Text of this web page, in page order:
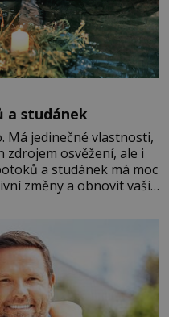
a studánek
Má jedinečné vlastnosti,
osvěžení, ale i
a studánek má moc
změny a obnovit vaši
do svého života